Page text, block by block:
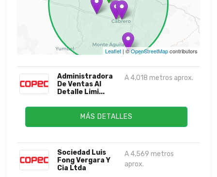
Leaflet | ©OpenStreetMapcontributors
Administradora
De Ventas Al
Detalle Limi...
A 4,018 metros aprox.
MÁS DETALLES
Sociedad Luis
Fong Vergara Y
Cia Ltda
A 4,569 metros
aprox.